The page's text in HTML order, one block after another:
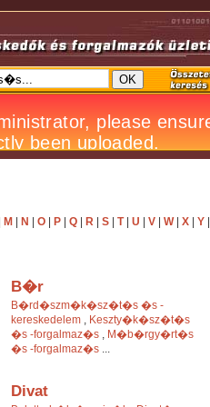
M N O| P| Q| R| S| T| U V| W| X| Y
B�r
B�rd�szm�k�sz�t�s �s -
kereskedelem , Keszty�k�sz�t�s
�s -forgalmaz�s , M�b�rgy�rt�s
�s -forgalmaz�s ...
Divat